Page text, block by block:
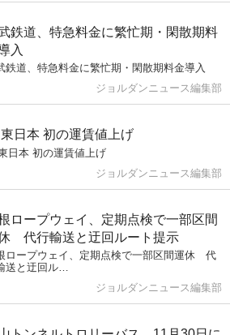
鉄道、特急料金に繁忙期・閑散期料
入
鉄道、特急料金に繁忙期・閑散期料金導入
ジョルダンニュース編集部
日本 初の運賃値上げ
日本 初の運賃値上げ
ジョルダンニュース編集部
ロープウェイ、定期点検で一部区間
代行輸送と迂回ルート提示
ロープウェイ、定期点検で一部区間運休 代
送と迂回ル…
ジョルダンニュース編集部